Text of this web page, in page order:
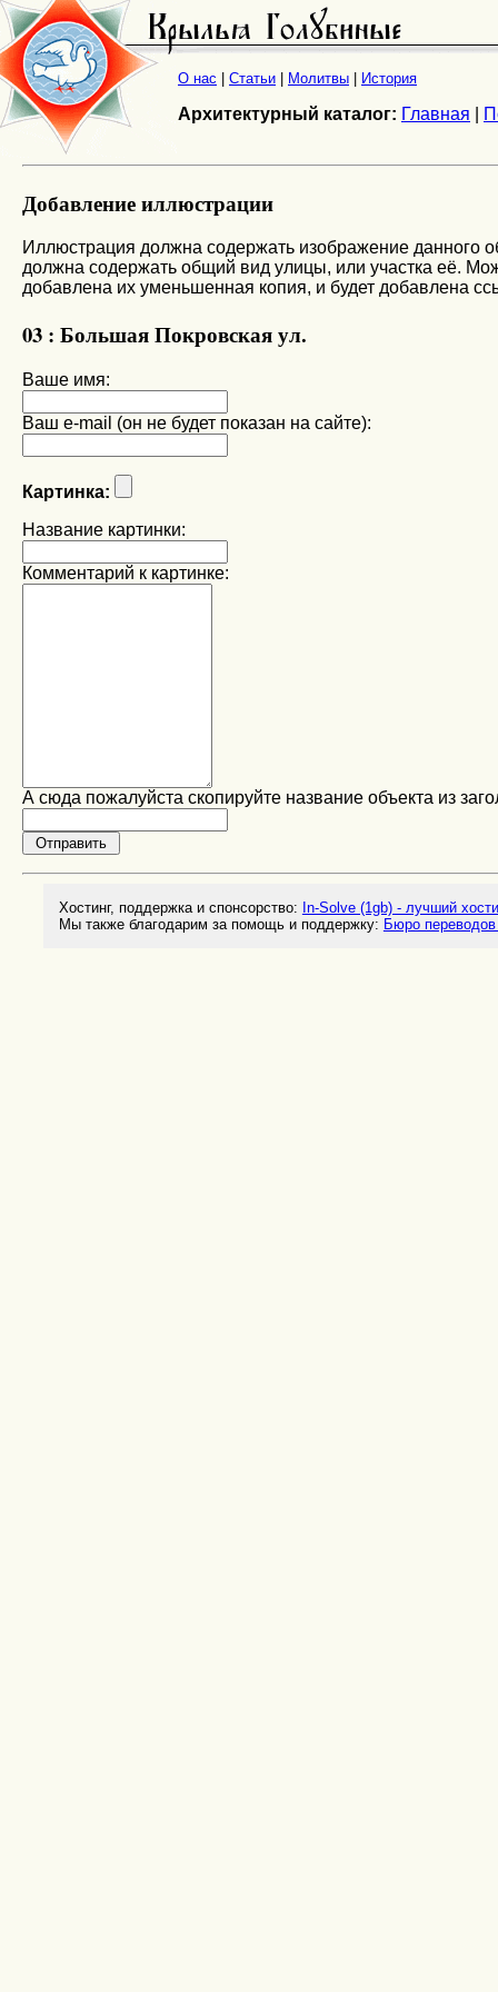
О нас Статьи Молитвы История
Архитектурный каталог: Главная
Добавление иллюстрации
Иллюстрация должна содержать изображение данного
должна содержать общий вид улицы, или участка её.
добавлена их уменьшенная копия, и будет добавлена
03 : Большая Покровская ул.
Ваше имя:
Ваш e-mail (он не будет показан на сайте):
Картинка:
Название картинки:
Комментарий к картинке:
А сюда пожалуйста скопируйте название объекта из
Хостинг, поддержка и спонсорство: In-Solve (1gb) - лучший
Мы также благодарим за помощь и поддержку: Бюро переводов